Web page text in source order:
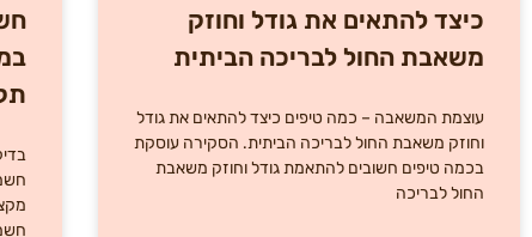
כיצד להתאים את גודל וחוזק
משאבת החול לבריכה הביתית
עוצמת המשאבה – כמה טיפים כיצד להתאים את גודל
וחוזק משאבת החול לבריכה הביתית. הסקירה עוסקת
בכמה טיפים חשובים להתאמת גודל וחוזק משאבת
החול לבריכה